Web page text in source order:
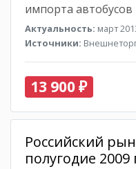
импорта автобусов
Актуальность: март
Источники:
13 900 ₽
Российский
полугодие 2009